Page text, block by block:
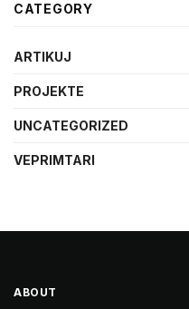
CATEGORY
ARTIKUJ
PROJEKTE
UNCATEGORIZED
VEPRIMTARI
ABOUT